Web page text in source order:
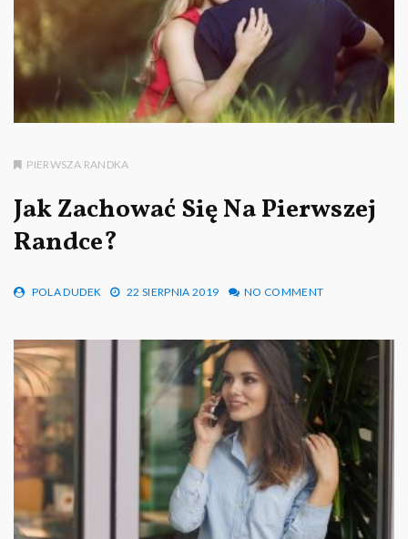
PIERWSZA RANDKA
Jak Zachować Się Na Pierwszej
Randce?
POLA DUDEK 22 SIERPNIA 2019 NO COMMENT